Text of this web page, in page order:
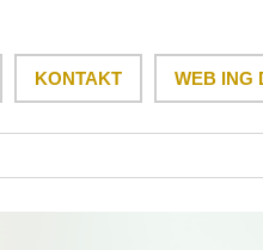
KONTAKT WEB ING